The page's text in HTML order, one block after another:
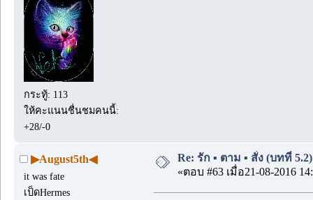
กระทู้: 113
ให้คะแนนชื่นชมคนนี้:
+28/-0
▶August5th◀
it was fate
เป็ดHermes
Re: รัก ▪️ ตาม ▪️ สั่ง (บทที่ 5.2)
«ตอบ #63 เมื่อ21-08-2016